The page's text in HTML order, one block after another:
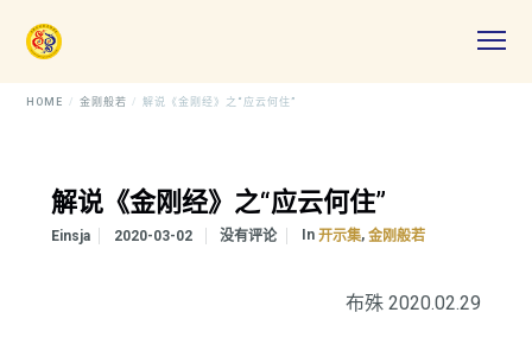
HOME 金刚般若 解说《金刚经》之“应云何住”
解说《金刚经》之“应云何住”
Einsja 2020-03-02 没有评论 In 开示集, 金刚般若
布殊 2020.02.29